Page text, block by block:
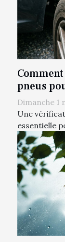
pneus
Dimanche 1
Une
essentielle